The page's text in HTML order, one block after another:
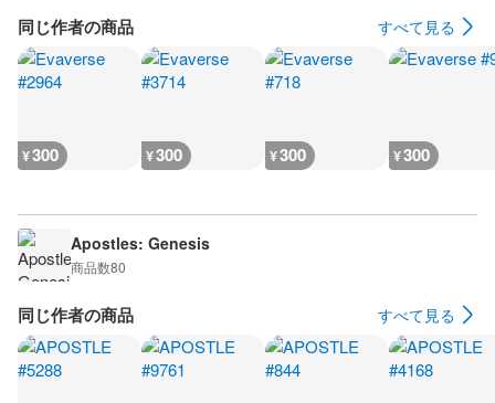
同じ作者の商品 すべて見る
¥300 ¥300 ¥300 ¥300
Apostles: Genesis
商品数80
同じ作者の商品 すべて見る